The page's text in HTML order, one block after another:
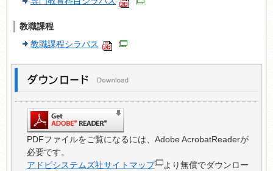
教職課程
教職課程シラバス
PDFファイルをご覧になるには、Adobe AcrobatReaderが
必要です。
アドビシステムズ社サイトマップ
より無償でダウンロー